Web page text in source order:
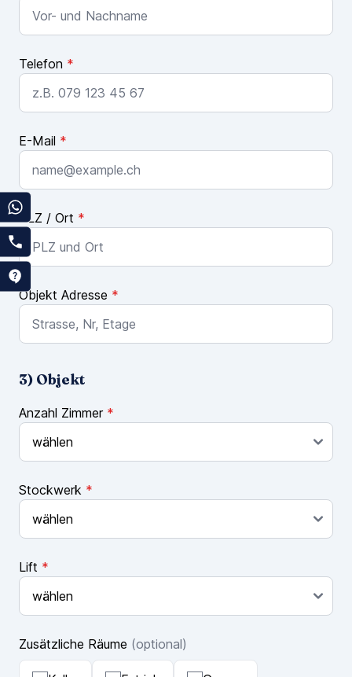
Telefon *
E-Mail *
PLZ / Ort *
Objekt Adresse *
3) Objekt
Anzahl Zimmer *
Stockwerk *
Lift *
Zusätzliche Räume (optional)